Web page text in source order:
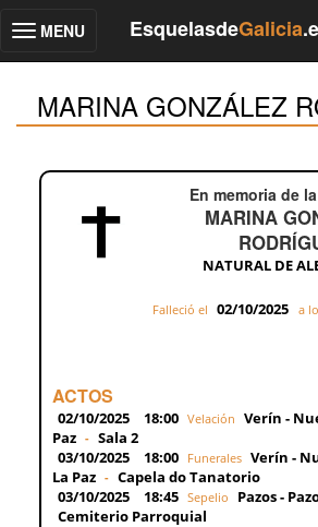
Toggle
MENU EsquelasdeGalicia
MARINA GONZÁLEZ
En memoria de
MARINA
NATURAL DE
Falleció el 02/10/2025 a
ACTOS
02/10/2025 18:00 Velación Verín -
Paz - Sala 2
03/10/2025
18:00 Funerales Verín -
La Paz - Capela do Tanatorio
03/10/2025
18:45 Sepelio Pazos -
Cemiterio Parroquial